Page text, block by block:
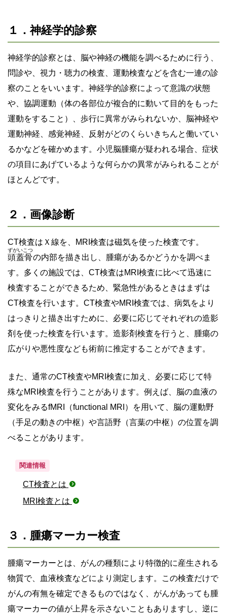
１．神経学的診察
神経学的診察とは、脳や神経の機能を調べるために行う、
問診や、視力・聴力の検査、運動検査などを含む一連の診
察のことをいいます。神経学的診察によって意識の状態
や、協調運動（体の各部位が複合的に動いて目的をもった
運動をすること）、歩行に異常がみられないか、脳神経や
運動神経、感覚神経、反射がどのくらいきちんと働いてい
るかなどを確かめます。小児脳腫瘍が疑われる場合、症状
の項目にあげているような何らかの異常がみられることが
ほとんどです。
２．画像診断
CT検査はＸ線を、MRI検査は磁気を使った検査です。
頭蓋骨
ずがいこつ
の内部を描き出し、腫瘍があるかどうかを調べま
す。多くの施設では、CT検査はMRI検査に比べて迅速に
検査することができるため、緊急性があるときはまずは
CT検査を行います。CT検査やMRI検査では、病気をより
はっきりと描き出すために、必要に応じてそれぞれの造影
剤を使った検査を行います。造影剤検査を行うと、腫瘍の
広がりや悪性度なども術前に推定することができます。
また、通常のCT検査やMRI検査に加え、必要に応じて特
殊なMRI検査を行うことがあります。例えば、脳の血液の
変化をみるfMRI（functional MRI）を用いて、脳の運動野
（手足の動きの中枢）や言語野（言葉の中枢）の位置を調
べることがあります。
関連情報
CT検査とは
MRI検査とは
３．腫瘍マーカー検査
腫瘍マーカーとは、がんの種類により特徴的に産生される
物質で、血液検査などにより測定します。この検査だけで
がんの有無を確定できるものではなく、がんがあっても腫
瘍マーカーの値が上昇を示さないこともありますし、逆に